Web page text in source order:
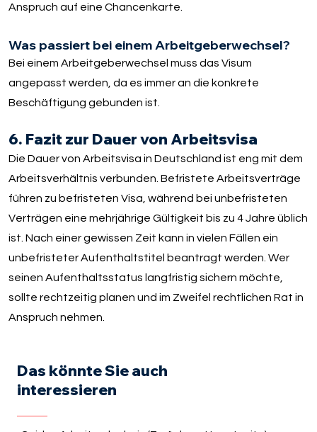
Anspruch auf eine Chancenkarte.
Was passiert bei einem Arbeitgeberwechsel?
Bei einem Arbeitgeberwechsel muss das Visum
angepasst werden, da es immer an die konkrete
Beschäftigung gebunden ist.
6. Fazit zur Dauer von Arbeitsvisa
Die Dauer von Arbeitsvisa in Deutschland ist eng mit dem
Arbeitsverhältnis verbunden. Befristete Arbeitsverträge
führen zu befristeten Visa, während bei unbefristeten
Verträgen eine mehrjährige Gültigkeit bis zu 4 Jahre üblich
ist. Nach einer gewissen Zeit kann in vielen Fällen ein
unbefristeter Aufenthaltstitel beantragt werden. Wer
seinen Aufenthaltsstatus langfristig sichern möchte,
sollte rechtzeitig planen und im Zweifel rechtlichen Rat in
Anspruch nehmen.
Das könnte Sie auch
interessieren